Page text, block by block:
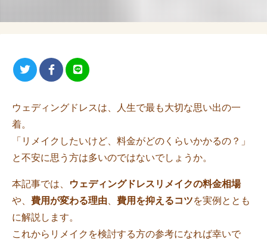
ウェディングドレスは、人生で最も大切な思い出の一
着。
「リメイクしたいけど、料金がどのくらいかかるの？」
と不安に思う方は多いのではないでしょうか。
本記事では、
ウェディングドレスリメイクの料金相場
や、 費用が変わる理由 費用を抑えるコツを実例ととも
に解説します。
これからリメイクを検討する方の参考になれば幸いで